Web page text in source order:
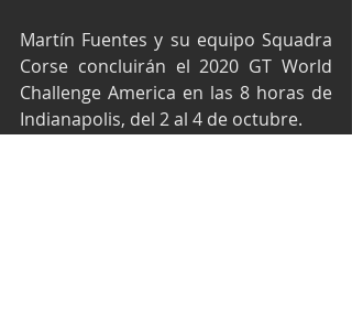
Martín Fuentes y su equipo Squadra
Corse concluirán el 2020 GT World
Challenge America en las 8 horas de
Indianapolis, del 2 al 4 de octubre.